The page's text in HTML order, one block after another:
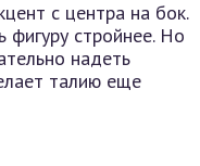
с центра на бок.
фигуру стройнее. Но
надеть
талию еще